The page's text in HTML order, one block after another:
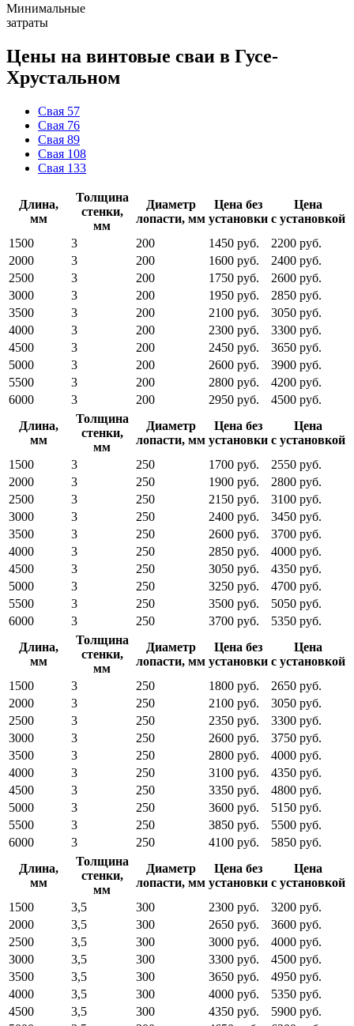
Минимальные
затраты
Цены на винтовые сваи в Гусе-
Хрустальном
Свая 57
Свая 76
Свая 89
Свая 108
Свая 133
Длина,
мм
Толщина
стенки,
мм
Диаметр
лопасти, мм
Цена без
установки
Цена
с установкой
1500
3 200 1450 руб.
2200 руб.
2000
3 200 1600 руб.
2400 руб.
2500
3 200 1750 руб.
2600 руб.
3000
3 200 1950 руб.
2850 руб.
3500
3 200 2100 руб.
3050 руб.
4000
3 200 2300 руб.
3300 руб.
4500
3 200 2450 руб.
3650 руб.
5000
3 200 2600 руб.
3900 руб.
5500
3 200 2800 руб.
4200 руб.
6000
3 200 2950 руб.
4500 руб.
Длина,
мм
Толщина
стенки,
мм
Диаметр
лопасти, мм
Цена без
установки
Цена
с установкой
1500
3 250 1700 руб.
2550 руб.
2000
3 250 1900 руб.
2800 руб.
2500
3 250 2150 руб.
3100 руб.
3000
3 250 2400 руб.
3450 руб.
3500
3 250 2600 руб.
3700 руб.
4000
3 250 2850 руб.
4000 руб.
4500
3 250 3050 руб.
4350 руб.
5000
3 250 3250 руб.
4700 руб.
5500
3 250 3500 руб.
5050 руб.
6000
3 250 3700 руб.
5350 руб.
Длина,
мм
Толщина
стенки,
мм
Диаметр
лопасти, мм
Цена без
установки
Цена
с установкой
1500
3 250 1800 руб.
2650 руб.
2000
3 250 2100 руб.
3050 руб.
2500
3 250 2350 руб.
3300 руб.
3000
3 250 2600 руб.
3750 руб.
3500
3 250 2800 руб.
4000 руб.
4000
3 250 3100 руб.
4350 руб.
4500
3 250 3350 руб.
4800 руб.
5000
3 250 3600 руб.
5150 руб.
5500
3 250 3850 руб.
5500 руб.
6000
3 250 4100 руб.
5850 руб.
Длина,
мм
Толщина
стенки,
мм
Диаметр
лопасти, мм
Цена без
установки
Цена
с установкой
1500
3,5 300 2300 руб.
3200 руб.
2000
3,5 300 2650 руб.
3600 руб.
2500
3,5 300 3000 руб.
4000 руб.
3000
3,5 300 3300 руб.
4500 руб.
3500
3,5 300 3650 руб.
4950 руб.
4000
3,5 300 4000 руб.
5350 руб.
4500
3,5 300 4350 руб.
5900 руб.